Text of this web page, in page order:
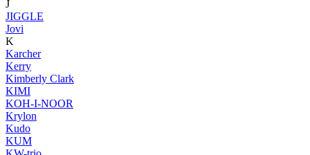
J
JIGGLE
Jovi
K
Karcher
Kerry
Kimberly Clark
KIMI
KOH-I-NOOR
Krylon
Kudo
KUM